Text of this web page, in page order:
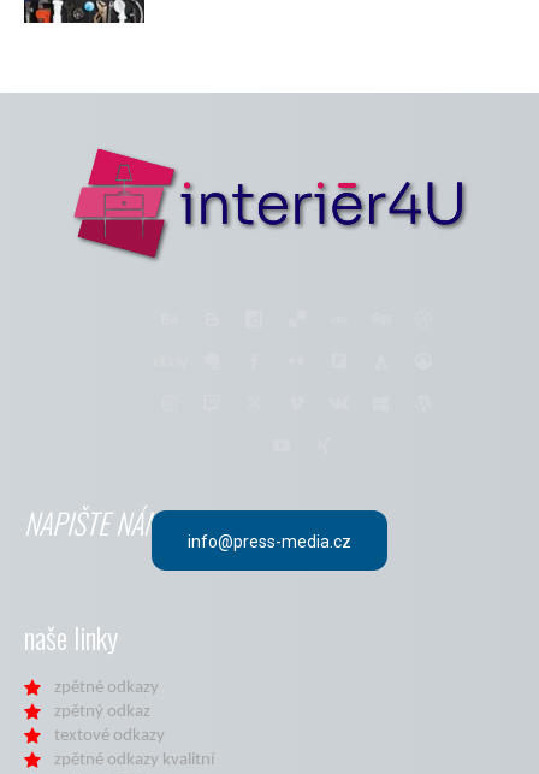
NAPIŠTE NÁM info@press-media.cz
naše linky
zpětné odkazy
zpětný odkaz
textové odkazy
zpětné odkazy kvalitní